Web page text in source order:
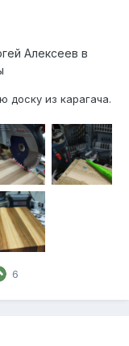
Алексеев в
доску из карагача.
6